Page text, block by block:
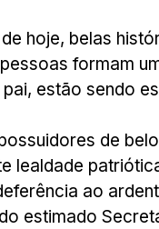
hoje, belas
formam
estão sendo
de
lealdade
ao
estimado